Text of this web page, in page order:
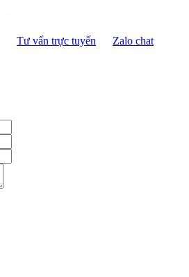
Tư vấn trực tuyến Zalo chat